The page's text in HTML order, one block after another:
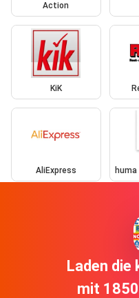
Action
KiK
AliExpress
Laden die
mit